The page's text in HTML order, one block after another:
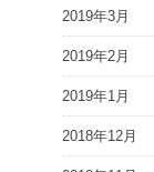
2019年3月
2019年2月
2019年1月
2018年12月